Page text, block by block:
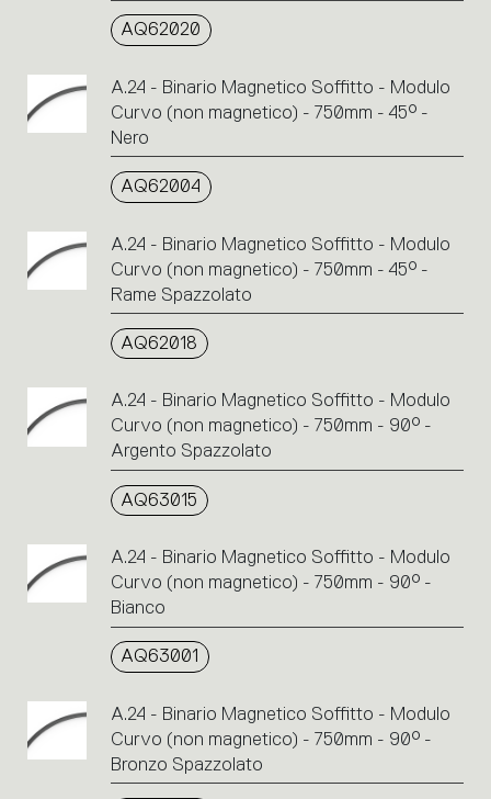
AQ62020
A.24 - Binario Magnetico Soffitto - Modulo
Curvo (non magnetico) - 750mm - 45° -
Nero
AQ62004
A.24 - Binario Magnetico Soffitto - Modulo
Curvo (non magnetico) - 750mm - 45° -
Rame Spazzolato
AQ62018
A.24 - Binario Magnetico Soffitto - Modulo
Curvo (non magnetico) - 750mm - 90° -
Argento Spazzolato
AQ63015
A.24 - Binario Magnetico Soffitto - Modulo
Curvo (non magnetico) - 750mm - 90° -
Bianco
AQ63001
A.24 - Binario Magnetico Soffitto - Modulo
Curvo (non magnetico) - 750mm - 90° -
Bronzo Spazzolato